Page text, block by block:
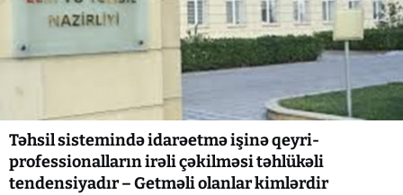
Təhsil sistemində idarəetmə işinə qeyri-
professionalların irəli çəkilməsi təhlükəli
tendensiyadır – Getməli olanlar kimlərdir